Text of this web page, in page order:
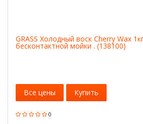
GRASS Холодный воск Cherry Wax
бесконтактной мойки . (138100)
0
Все цены Купить